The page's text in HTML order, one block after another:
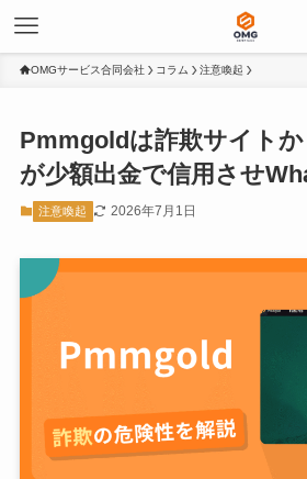
OMGサービス合同会社 コラム 注意喚起
Pmmgoldは詐欺サイト
が少額出金で信用させ
注意喚起 2026年7月1日